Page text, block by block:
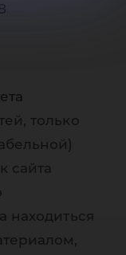
только
сайта
находиться